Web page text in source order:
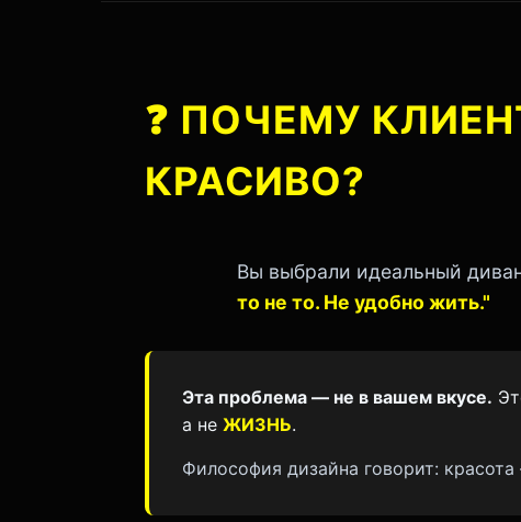
❓ ПОЧЕМУ
КРАСИВО?
Вы выбрали идеальный
то не то. Не удобно жить."
Эта проблема — не в вашем вкусе.
а не ЖИЗНЬ.
Философия дизайна говорит: